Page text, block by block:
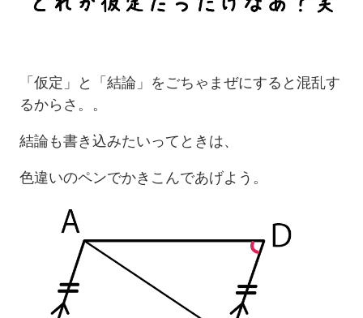
「仮定」と「結論」をごちゃまぜにすると混乱す
るからさ。。
結論も書き込みたいってときは、
色違いのペンでかきこんであげよう。